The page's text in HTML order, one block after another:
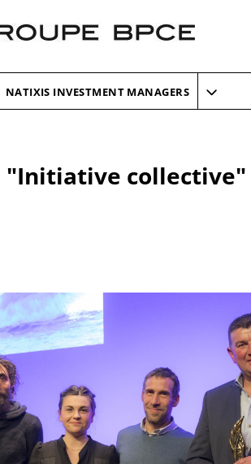
NATIXIS INVESTMENT MANAGERS
"Initiative collective"